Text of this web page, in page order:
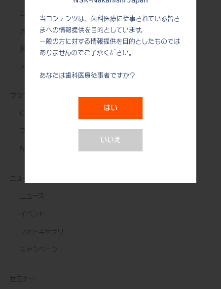
当コンテンツは、歯科医療に従事されている皆さ
まへの情報提供を目的としています。
一般の方に対する情報提供を目的としたものでは
ありませんのでご了承ください。
あなたは歯科医療従事者ですか？
はい
いいえ
オーラルサージェリー
技工用製品
メンテナンス＆オートクレーブ
ブランド
Create it
プロのための究極の道具
NSK STUDIO
ニュース&イベント
ニュース
イベント
フォトギャラリー
キャンペーン
セミナー